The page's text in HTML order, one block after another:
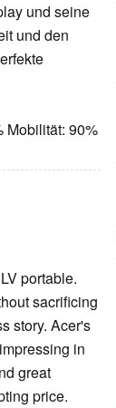
und seine
und den
Mobilität: 90%
portable.
sacrificing
story. Acer's
in
great
price.